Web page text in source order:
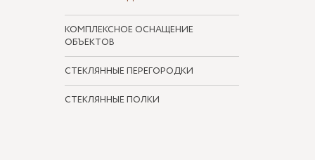
КОМПЛЕКСНОЕ ОСНАЩЕНИЕ
ОБЪЕКТОВ
СТЕКЛЯННЫЕ ПЕРЕГОРОДКИ
СТЕКЛЯННЫЕ ПОЛКИ